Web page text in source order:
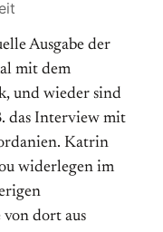
Ausgabe der
mit dem
und wieder sind
das Interview mit
Katrin
widerlegen im
von dort aus